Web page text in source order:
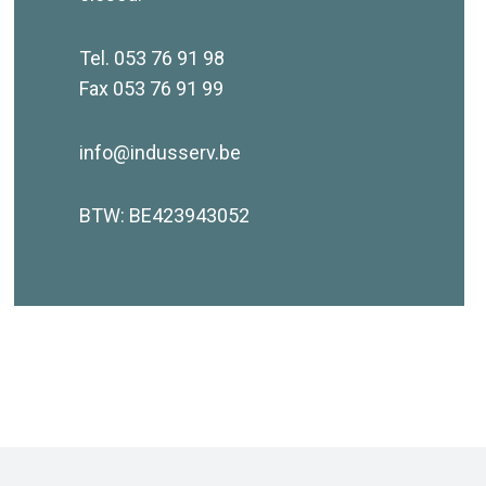
Tel. 053 76 91 98
Fax 053 76 91 99
info@indusserv.be
BTW: BE423943052